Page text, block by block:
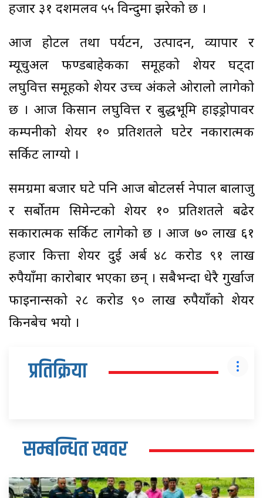
हजार ३१ दशमलव ५५ विन्दुमा झरेको छ ।
आज होटल तथा पर्यटन, उत्पादन, व्यापार र
म्यूचुअल फण्डबाहेकका समूहको शेयर घट्दा
लघुवित्त समूहको शेयर उच्च अंकले ओरालो लागेको
छ । आज किसान लघुवित्त र बुद्धभूमि हाइड्रोपावर
कम्पनीको शेयर १० प्रतिशतले घटेर नकारात्मक
सर्किट लाग्यो ।
समग्रमा बजार घटे पनि आज बोटलर्स नेपाल बालाजु
र सर्बोतम सिमेन्टको शेयर १० प्रतिशतले बढेर
सकारात्मक सर्किट लागेको छ । आज ७० लाख ६१
हजार कित्ता शेयर दुई अर्ब ४८ करोड ९१ लाख
रुपैयाँमा कारोबार भएका छन् । सबैभन्दा धेरै गुर्खाज
फाइनान्सको २८ करोड ९० लाख रुपैयाँको शेयर
किनबेच भयो ।
प्रतिक्रिया
सम्बन्धित खवर